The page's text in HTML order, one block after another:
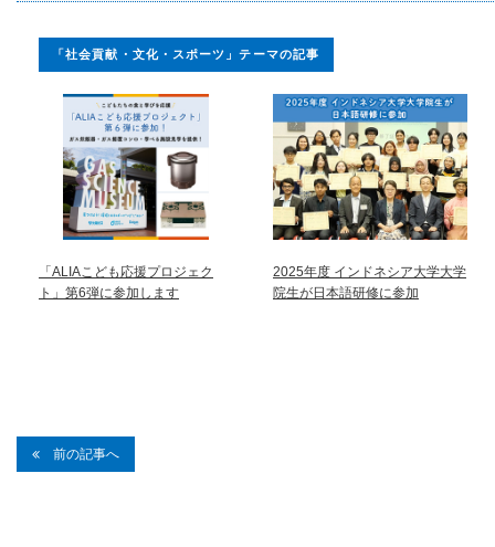
「社会貢献・文化・スポーツ」テーマの記事
「ALIAこども応援プロジェク
ト」第6弾に参加します
2025年度 インドネシア大学大学
院生が日本語研修に参加
前の記事へ